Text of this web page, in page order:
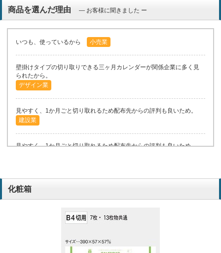
商品を選んだ理由 ― お客様に聞きました ー
いつも、使っているから 小売業
壁掛けタイプの切り取りできる三ヶ月カレンダーが関係企業に多く見
られたから。
デザイン業
見やすく、1か月ごと切り取れるため配布先からの評判も良いため。
建設業
見やすく、1か月ごと切り取れるため配布先からの評判も良いため。
ー対応のものがあればよかったです。
化粧箱